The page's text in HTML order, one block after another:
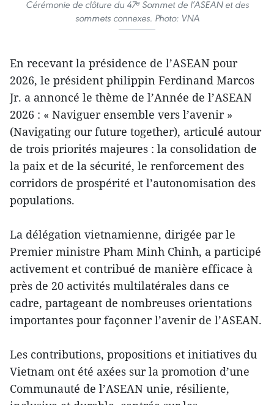
Cérémonie de clôture du 47ᵉ Sommet de l’ASEAN et des
sommets connexes. Photo: VNA
En recevant la présidence de l’ASEAN pour
2026, le président philippin Ferdinand Marcos
Jr. a annoncé le thème de l’Année de l’ASEAN
2026 : « Naviguer ensemble vers l’avenir »
(Navigating our future together), articulé autour
de trois priorités majeures : la consolidation de
la paix et de la sécurité, le renforcement des
corridors de prospérité et l’autonomisation des
populations.
La délégation vietnamienne, dirigée par le
Premier ministre Pham Minh Chinh, a participé
activement et contribué de manière efficace à
près de 20 activités multilatérales dans ce
cadre, partageant de nombreuses orientations
importantes pour façonner l’avenir de l’ASEAN.
Les contributions, propositions et initiatives du
Vietnam ont été axées sur la promotion d’une
Communauté de l’ASEAN unie, résiliente,